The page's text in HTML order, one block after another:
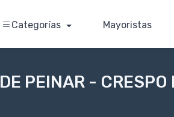
Categorías Mayoristas
PEINAR - CRESPO